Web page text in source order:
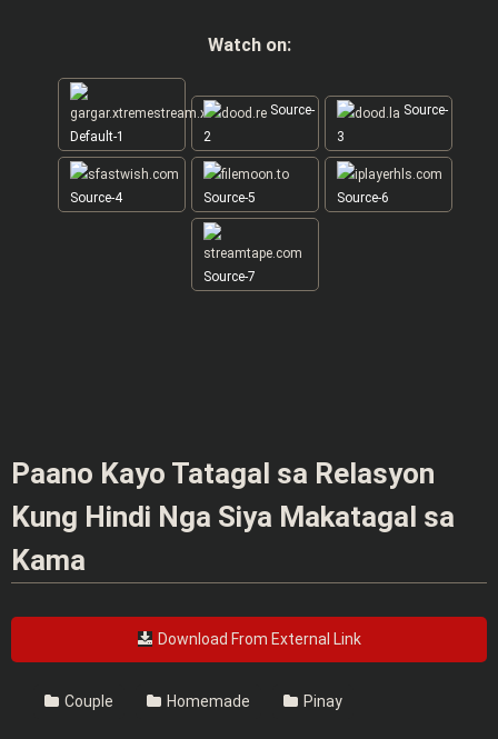
Watch on:
Default-1
Source-
2
Source-
3
Source-4 Source-5 Source-6
Source-7
Paano Kayo Tatagal sa Relasyon
Kung Hindi Nga Siya Makatagal sa
Kama
Download From External Link
Couple Homemade Pinay